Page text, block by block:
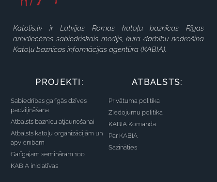
Katolis.lv ir Latvijas Romas katoļu baznīcas Rīgas
arhidiecēzes sabiedriskais medijs, kura darbību nodrošina
Katoļu baznīcas informācijas aģentūra (KABIA).
PROJEKTI:
Sabiedrības garīgās dzīves
padziļināšana
Atbalsts baznīcu atjaunošanai
Atbalsts katoļu organizācijām un
apvienībām
Garīgajam semināram 100
KABIA iniciatīvas
ATBALSTS:
Privātuma politika
Ziedojumu politika
KABIA Komanda
Par KABIA
Sazināties